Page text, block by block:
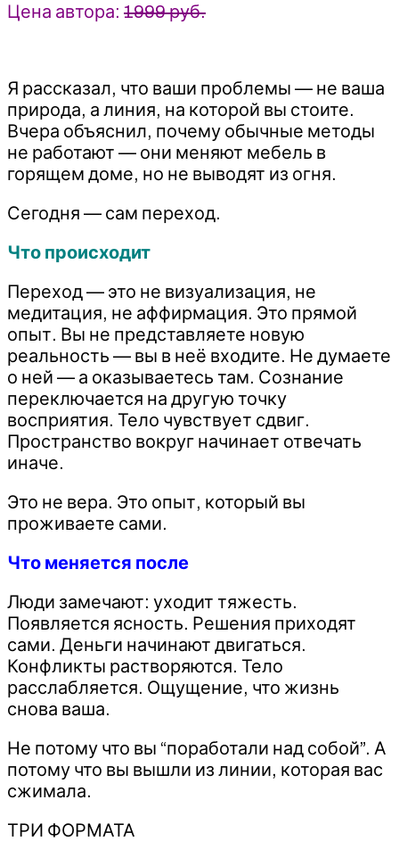
Цена автора: 1999 руб.
Я рассказал, что ваши проблемы — не ваша
природа, а линия, на которой вы стоите.
Вчера объяснил, почему обычные методы
не работают — они меняют мебель в
горящем доме, но не выводят из огня.
Сегодня — сам переход.
Что происходит
Переход — это не визуализация, не
медитация, не аффирмация. Это прямой
опыт. Вы не представляете новую
реальность — вы в неё входите. Не думаете
о ней — а оказываетесь там. Сознание
переключается на другую точку
восприятия. Тело чувствует сдвиг.
Пространство вокруг начинает отвечать
иначе.
Это не вера. Это опыт, который вы
проживаете сами.
Что меняется после
Люди замечают: уходит тяжесть.
Появляется ясность. Решения приходят
сами. Деньги начинают двигаться.
Конфликты растворяются. Тело
расслабляется. Ощущение, что жизнь
снова ваша.
Не потому что вы “поработали над собой”. А
потому что вы вышли из линии, которая вас
сжимала.
ТРИ ФОРМАТА